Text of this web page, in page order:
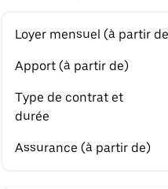
Loyer mensuel (à partir
Apport (à partir de)
Type de contrat et
durée
Assurance (à partir de)